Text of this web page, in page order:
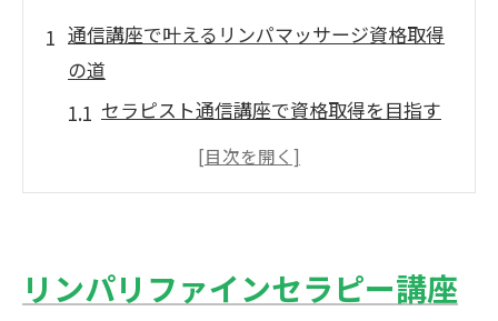
通信講座で叶えるリンパマッサージ資格取得
の道
セラピスト通信講座で資格取得を目指す
メリットとは
通信講座選びで重視したいリンパマッサ
るポイント解説
リンパリファインセラピー講座